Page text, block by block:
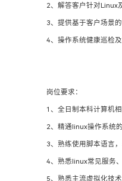
2、解答客户针对Linux
3、提供基于客户场景
4、操作系统健康巡检
岗位要求：
1、全日制本科计算机
2、精通linux操作系统
3、熟练使用脚本语言
4、熟悉linux常见服务
5、熟悉主流虚拟化技